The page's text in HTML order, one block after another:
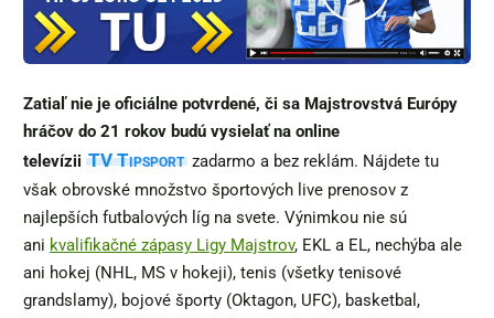
Zatiaľ nie je oficiálne potvrdené, či sa Majstrovstvá Európy
hráčov do 21 rokov budú vysielať na online
televízii TV Tipsportzadarmo a bez reklám. Nájdete tu
však obrovské množstvo športových live prenosov z
najlepších futbalových líg na svete. Výnimkou nie sú
ani kvalifikačné zápasy Ligy Majstrov, EKL a EL, nechýba ale
ani hokej (NHL, MS v hokeji), tenis (všetky tenisové
grandslamy), bojové športy (Oktagon, UFC), basketbal,